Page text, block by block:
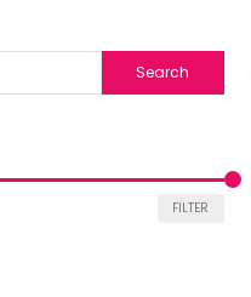
Search
FILTER